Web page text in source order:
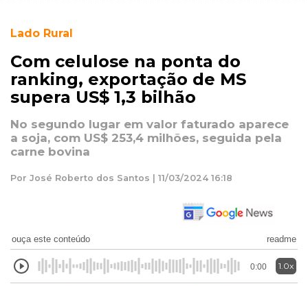
Lado Rural
Com celulose na ponta do
ranking, exportação de MS
supera US$ 1,3 bilhão
No segundo lugar em valor faturado aparece
a soja, com US$ 253,4 milhões, seguida pela
carne bovina
Por José Roberto dos Santos | 11/03/2024 16:18
ouça este conteúdo readme
0:00 1.0x